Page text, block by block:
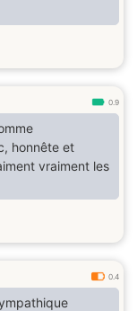
0.9
honnête et
vraiment les
0.4